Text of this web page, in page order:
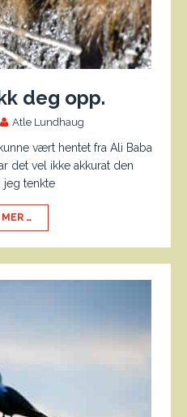
deg opp.
Atle Lundhaug
vært hentet fra Ali Baba
det vel ikke akkurat den
jeg tenkte
…